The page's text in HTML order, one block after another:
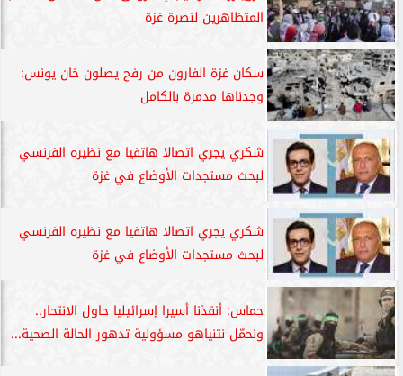
المتظاهرين لنصرة غزة
سكان غزة الفارون من رفح يصلون خان يونس:
وجدناها مدمرة بالكامل
شكري يجري اتصالا هاتفيا مع نظيره الفرنسي
لبحث مستجدات الأوضاع في غزة
شكري يجري اتصالا هاتفيا مع نظيره الفرنسي
لبحث مستجدات الأوضاع في غزة
حماس: أنقذنا أسيرا إسرائيليا حاول الانتحار..
ونحمّل نتنياهو مسؤولية تدهور الحالة الصحية...